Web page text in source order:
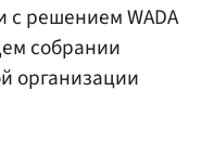
с решением WADA
собрании
организации